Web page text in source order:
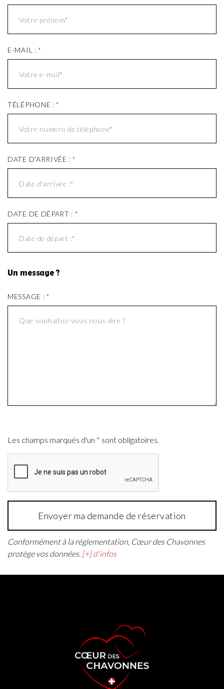
E-MAIL :*
TÉLÉPHONE :*
DATE D'ARRIVÉE : *
DATE DE DÉPART : *
Un message ?
MESSAGE : *
Les champs marqués d'un * sont obligatoires.
Envoyer ma demande de réservation
Conformément à la réglementation, Cœur des Chavonnes
protège vos données. [+] d'infos